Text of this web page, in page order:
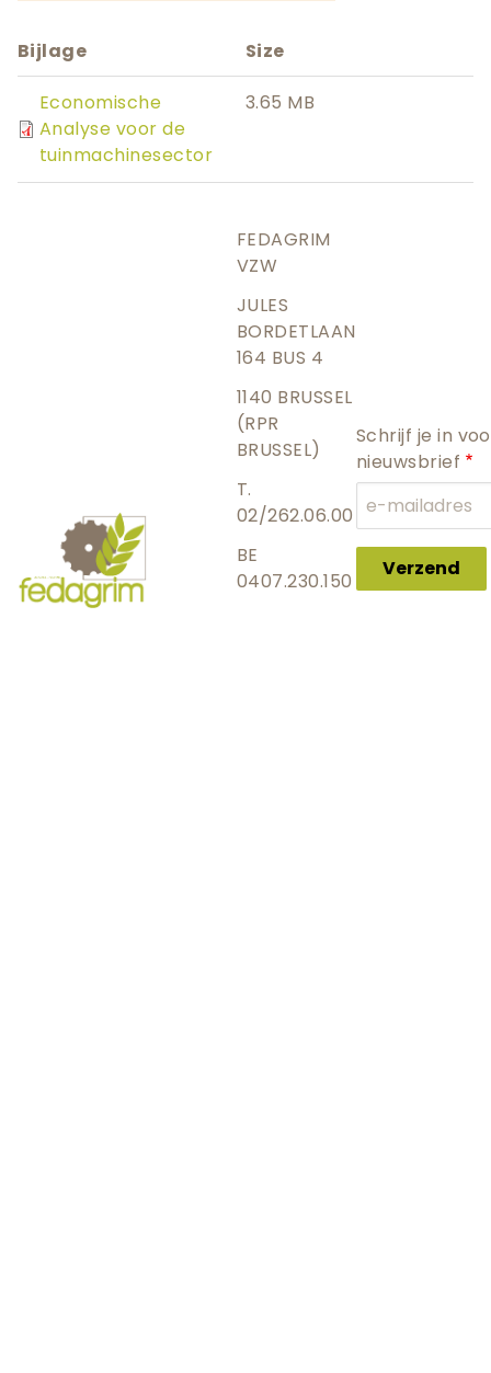
Bijlage Size
Economische
Analyse voor de
tuinmachinesector
3.65 MB
FEDAGRIM
VZW
JULES
BORDETLAAN
164 BUS 4
1140 BRUSSEL
(RPR
BRUSSEL)
T.
02/262.06.00
BE
0407.230.150
Schrijf je in
nieuwsbrief
Verzend